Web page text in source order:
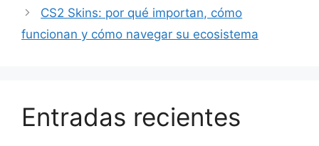
CS2 Skins: por qué importan, cómo
funcionan y cómo navegar su ecosistema
Entradas recientes